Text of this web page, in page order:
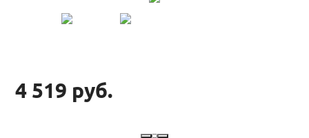
4 519 руб.